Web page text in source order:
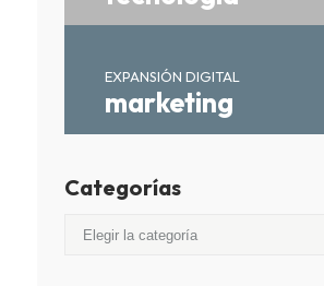
EXPANSIÓN DIGITAL
marketing
Categorías
Categorías